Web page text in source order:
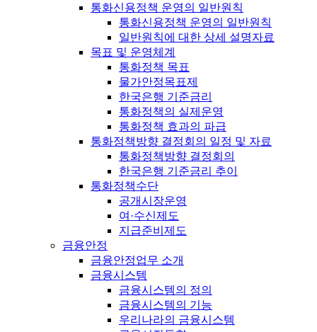
통화신용정책 운영의 일반원칙
통화신용정책 운영의 일반원칙
일반원칙에 대한 상세 설명자료
목표 및 운영체계
통화정책 목표
물가안정목표제
한국은행 기준금리
통화정책의 실제운영
통화정책 효과의 파급
통화정책방향 결정회의 일정 및 자료
통화정책방향 결정회의
한국은행 기준금리 추이
통화정책수단
공개시장운영
여·수신제도
지급준비제도
금융안정
금융안정업무 소개
금융시스템
금융시스템의 정의
금융시스템의 기능
우리나라의 금융시스템